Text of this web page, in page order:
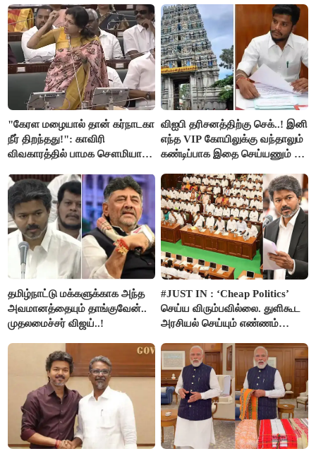
"கேரள மழையால் தான் கர்நாடகா
நீர் திறந்தது!": காவிரி
விவகாரத்தில் பாமக சௌமியா
விஐபி தரிசனத்திற்கு செக்..! இனி
எந்த VIP கோயிலுக்கு வந்தாலும்
கண்டிப்பாக இதை செய்யணும் -
தமிழ்நாட்டு மக்களுக்காக அந்த
அவமானத்தையும் தாங்குவேன்..
முதலமைச்சர் விஜய்..!
#JUST IN : ‘Cheap Politics’
செய்ய விரும்பவில்லை. துளிகூட
அரசியல் செய்யும் எண்ணம்
விஜய் பதில்!